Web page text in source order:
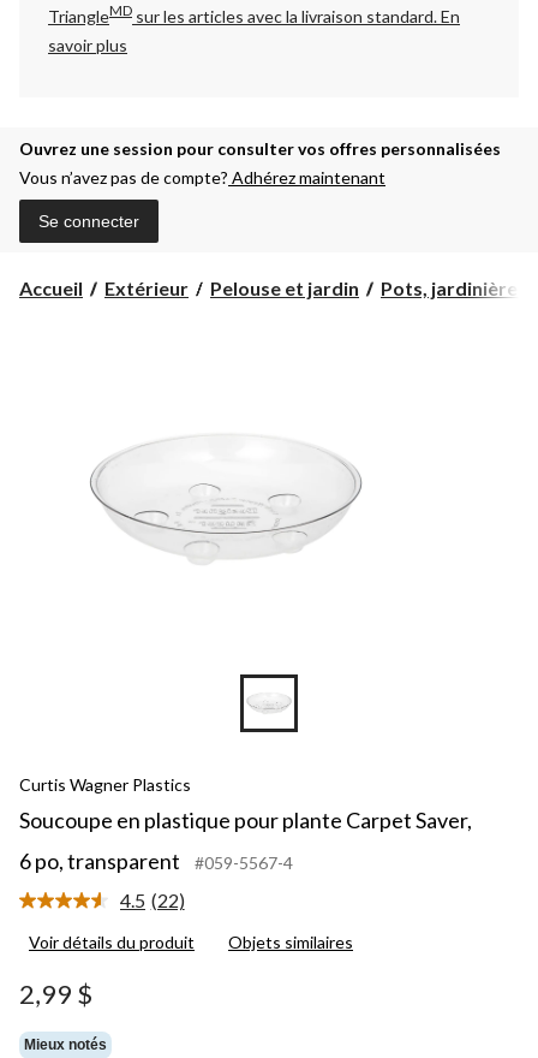
TriangleMD sur les articles avec la livraison standard.En
savoir plus
Ouvrez une session pour consulter vos offres personnalisées
Vous n’avez pas de compte? Adhérez maintenant
Se connecter
Accueil Extérieur Pelouse et jardin Pots, jardinières
Curtis Wagner Plastics
Soucoupe en plastique pour plante Carpet Saver,
6 po, transparent
#059-5567-4
4.5 Lire
22
(22)
Voir détails du produit Objets similaires
2,99 $
Mieux notés